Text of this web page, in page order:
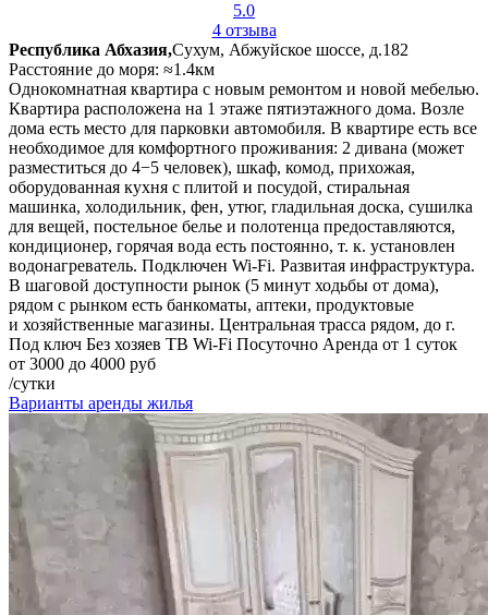
5.0
4 отзыва
Республика Абхазия,Сухум, Абжуйское шоссе, д.182
Расстояние до моря: ≈1.4км
Однокомнатная квартира с новым ремонтом и новой мебелью.
Квартира расположена на 1 этаже пятиэтажного дома. Возле
дома есть место для парковки автомобиля. В квартире есть все
необходимое для комфортного проживания: 2 дивана (может
разместиться до 4−5 человек), шкаф, комод, прихожая,
оборудованная кухня с плитой и посудой, стиральная
машинка, холодильник, фен, утюг, гладильная доска, сушилка
для вещей, постельное белье и полотенца предоставляются,
кондиционер, горячая вода есть постоянно, т. к. установлен
водонагреватель. Подключен Wi-Fi. Развитая инфраструктура.
В шаговой доступности рынок (5 минут ходьбы от дома),
рядом с рынком есть банкоматы, аптеки, продуктовые
и хозяйственные магазины. Центральная трасса рядом, до г.
Под ключ Без хозяев ТВ Wi-Fi Посуточно Аренда от 1 суток
от 3000 до 4000 руб
/сутки
Варианты аренды жилья